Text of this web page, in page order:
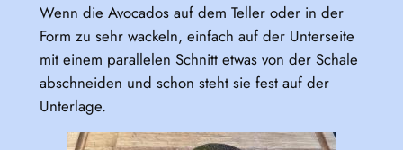
Wenn die Avocados auf dem Teller oder in der
Form zu sehr wackeln, einfach auf der Unterseite
mit einem parallelen Schnitt etwas von der Schale
abschneiden und schon steht sie fest auf der
Unterlage.